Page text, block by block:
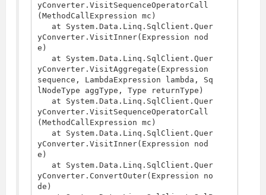
yConverter.VisitSequenceOperatorCall
(MethodCallExpression mc)
yConverter.VisitInner(Expression nod
e)
yConverter.VisitAggregate(Expression
sequence, LambdaExpression lambda, Sq
lNodeType aggType, Type returnType)
yConverter.VisitSequenceOperatorCall
(MethodCallExpression mc)
yConverter.VisitInner(Expression nod
e)
yConverter.ConvertOuter(Expression no
de)